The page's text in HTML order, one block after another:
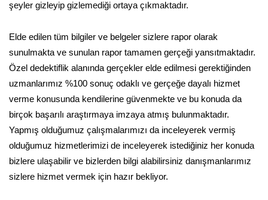
şeyler gizleyip gizlemediği ortaya çıkmaktadır.
Elde edilen tüm bilgiler ve belgeler sizlere rapor olarak
sunulmakta ve sunulan rapor tamamen gerçeği yansıtmaktadır.
Özel dedektiflik alanında gerçekler elde edilmesi gerektiğinden
uzmanlarımız %100 sonuç odaklı ve gerçeğe dayalı hizmet
verme konusunda kendilerine güvenmekte ve bu konuda da
birçok başarılı araştırmaya imzaya atmış bulunmaktadır.
Yapmış olduğumuz çalışmalarımızı da inceleyerek vermiş
olduğumuz hizmetlerimizi de inceleyerek istediğiniz her konuda
bizlere ulaşabilir ve bizlerden bilgi alabilirsiniz danışmanlarımız
sizlere hizmet vermek için hazır bekliyor.